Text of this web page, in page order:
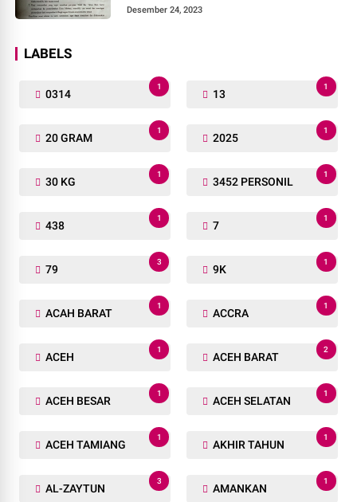
Desember 24, 2023
LABELS
0314
1
13
1
20 GRAM
1
2025
1
30 KG
1
3452 PERSONIL
1
438
1
7
1
79
3
9K
1
ACAH BARAT
1
ACCRA
1
ACEH
1
ACEH BARAT
2
ACEH BESAR
1
ACEH SELATAN
1
ACEH TAMIANG
1
AKHIR TAHUN
1
AL-ZAYTUN
3
AMANKAN
1